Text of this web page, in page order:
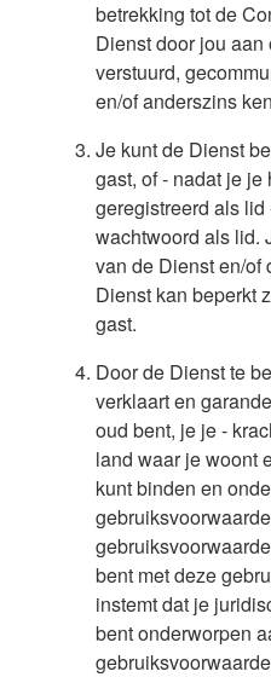
betrekking tot de
Dienst door jou
verstuurd,
en/of anderszins
Je kunt de Dienst
gast, of - nadat je
geregistreerd als
wachtwoord als lid.
van de Dienst en/of
Dienst kan beperkt
gast.
Door de Dienst te
verklaart en
oud bent, je je -
land waar je woont
kunt binden en
bent met deze
instemt dat je
bent onderworpen